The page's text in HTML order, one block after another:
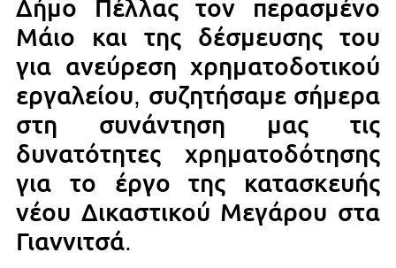
Δήμο Πέλλας τον περασμένο
Μάιο και της δέσμευσης του
για ανεύρεση χρηματοδοτικού
εργαλείου, συζητήσαμε σήμερα
στη συνάντηση μας τις
δυνατότητες χρηματοδότησης
για το έργο της κατασκευής
νέου Δικαστικού Μεγάρου στα
Γιαννιτσά.